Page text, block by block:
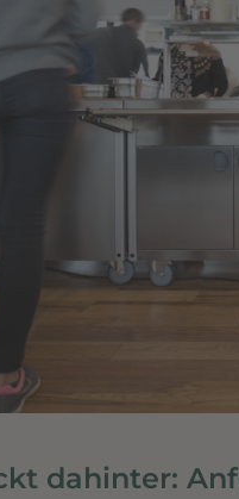
dahinter: